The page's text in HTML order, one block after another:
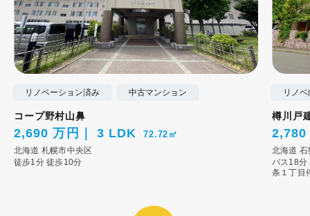
リノベーション済み 中古マンション
コープ野村山鼻
2,690 万円 3 LDK 72.72㎡
北海道 札幌市中央区
徒歩1分徒歩10分
リノ
樽川戸
2,780
北海道 石
バス18
条１丁目